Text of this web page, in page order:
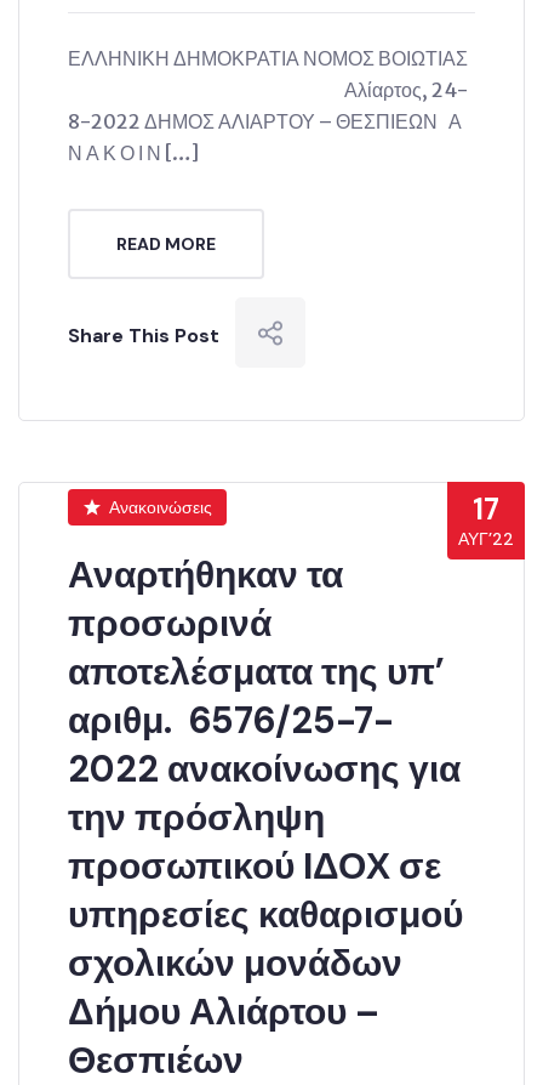
ΕΛΛΗΝΙΚΗ ΔΗΜΟΚΡΑΤΙΑ ΝΟΜΟΣ ΒΟΙΩΤΙΑΣ
Αλίαρτος, 24-
8-2022 ΔΗΜΟΣ ΑΛΙΑΡΤΟΥ – ΘΕΣΠΙΕΩΝ Α
Ν Α Κ Ο Ι Ν […]
READ MORE
Share This Post
17
ΑΥΓ’22
Ανακοινώσεις
Αναρτήθηκαν τα
προσωρινά
αποτελέσματα της υπ’
αριθμ. 6576/25-7-
2022 ανακοίνωσης για
την πρόσληψη
προσωπικού ΙΔΟΧ σε
υπηρεσίες καθαρισμού
σχολικών μονάδων
Δήμου Αλιάρτου –
Θεσπιέων